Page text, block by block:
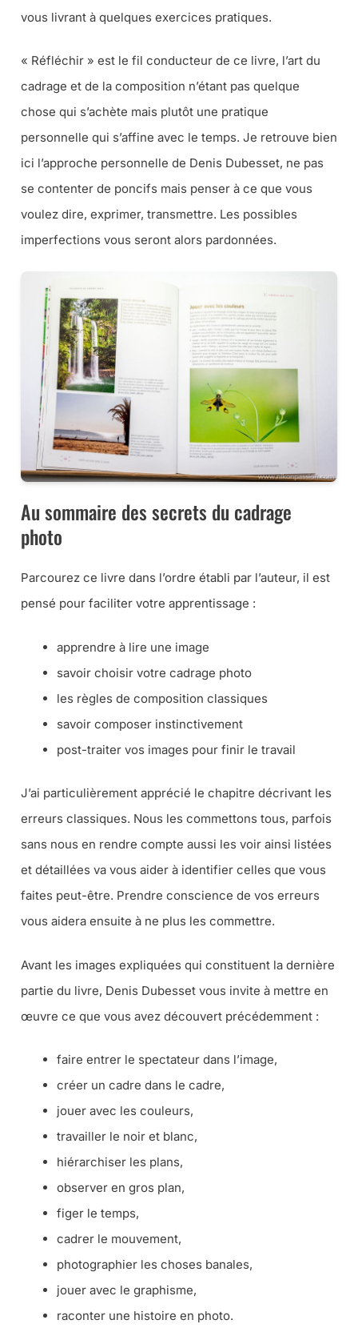
vous livrant à quelques exercices pratiques.
« Réfléchir » est le fil conducteur de ce livre, l’art du
cadrage et de la composition n’étant pas quelque
chose qui s’achète mais plutôt une pratique
personnelle qui s’affine avec le temps. Je retrouve bien
ici l’approche personnelle de Denis Dubesset, ne pas
se contenter de poncifs mais penser à ce que vous
voulez dire, exprimer, transmettre. Les possibles
imperfections vous seront alors pardonnées.
Au sommaire des secrets du cadrage
photo
Parcourez ce livre dans l’ordre établi par l’auteur, il est
pensé pour faciliter votre apprentissage :
apprendre à lire une image
savoir choisir votre cadrage photo
les règles de composition classiques
savoir composer instinctivement
post-traiter vos images pour finir le travail
J’ai particulièrement apprécié le chapitre décrivant les
erreurs classiques. Nous les commettons tous, parfois
sans nous en rendre compte aussi les voir ainsi listées
et détaillées va vous aider à identifier celles que vous
faites peut-être. Prendre conscience de vos erreurs
vous aidera ensuite à ne plus les commettre.
Avant les images expliquées qui constituent la dernière
partie du livre, Denis Dubesset vous invite à mettre en
œuvre ce que vous avez découvert précédemment :
faire entrer le spectateur dans l’image,
créer un cadre dans le cadre,
jouer avec les couleurs,
travailler le noir et blanc,
hiérarchiser les plans,
observer en gros plan,
figer le temps,
cadrer le mouvement,
photographier les choses banales,
jouer avec le graphisme,
raconter une histoire en photo.